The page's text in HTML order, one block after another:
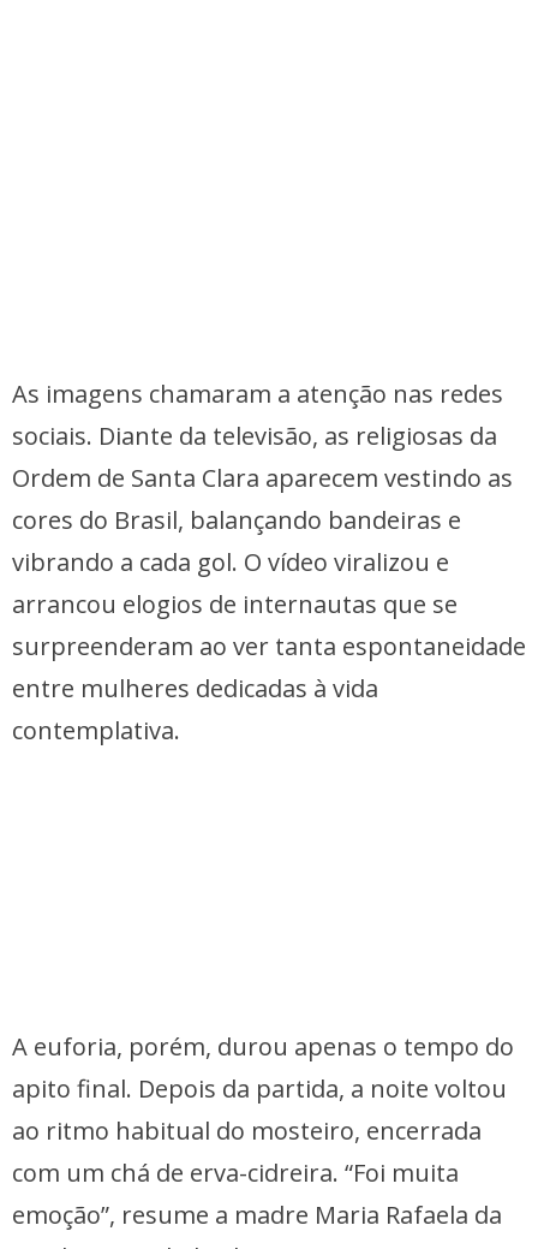
As imagens chamaram a atenção nas redes
sociais. Diante da televisão, as religiosas da
Ordem de Santa Clara aparecem vestindo as
cores do Brasil, balançando bandeiras e
vibrando a cada gol. O vídeo viralizou e
arrancou elogios de internautas que se
surpreenderam ao ver tanta espontaneidade
entre mulheres dedicadas à vida
contemplativa.
A euforia, porém, durou apenas o tempo do
apito final. Depois da partida, a noite voltou
ao ritmo habitual do mosteiro, encerrada
com um chá de erva-cidreira. “Foi muita
emoção”, resume a madre Maria Rafaela da